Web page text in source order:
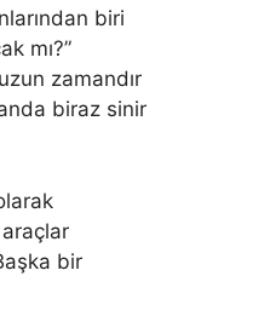
biri
mı?”
zamandır
biraz sinir
bir